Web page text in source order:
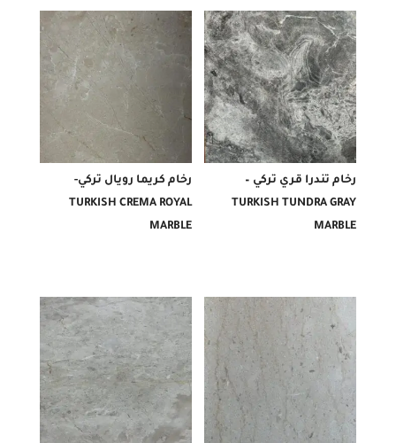
رخام تندرا قري تركي –
TURKISH TUNDRA GRAY
MARBLE
رخام كريما رويال تركي-
TURKISH CREMA ROYAL
MARBLE